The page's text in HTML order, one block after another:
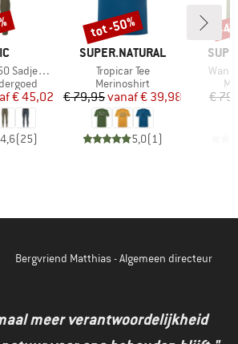
Long Pants
prijs
€ 45,02
4,6(25)
MERK
SUPER.NATURAL
Artikel
Tropicar Tee
Productgroep
Merinoshirt
Prijs
€ 79,95 Verlaagde prijs
vanaf€ 39,98
5,0(1)
Korting
tot -50%
MERK
Artikel
€
-
Bergvriend Matthias - Algemeen directeur
meer verantwoordelijkheid